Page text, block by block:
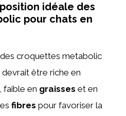
idéale des
pour chats en
croquettes metabolic
être riche en
, faible en graisses et en
fibres pour favoriser la